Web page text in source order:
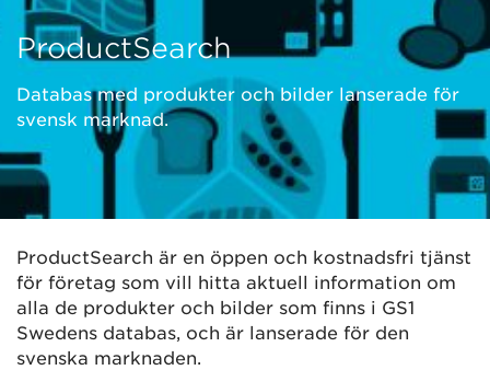
ProductSearch
Databas med produkter och bilder lanserade för
svensk marknad.
ProductSearch är en öppen och kostnadsfri tjänst
för företag som vill hitta aktuell information om
alla de produkter och bilder som finns i GS1
Swedens databas, och är lanserade för den
svenska marknaden.